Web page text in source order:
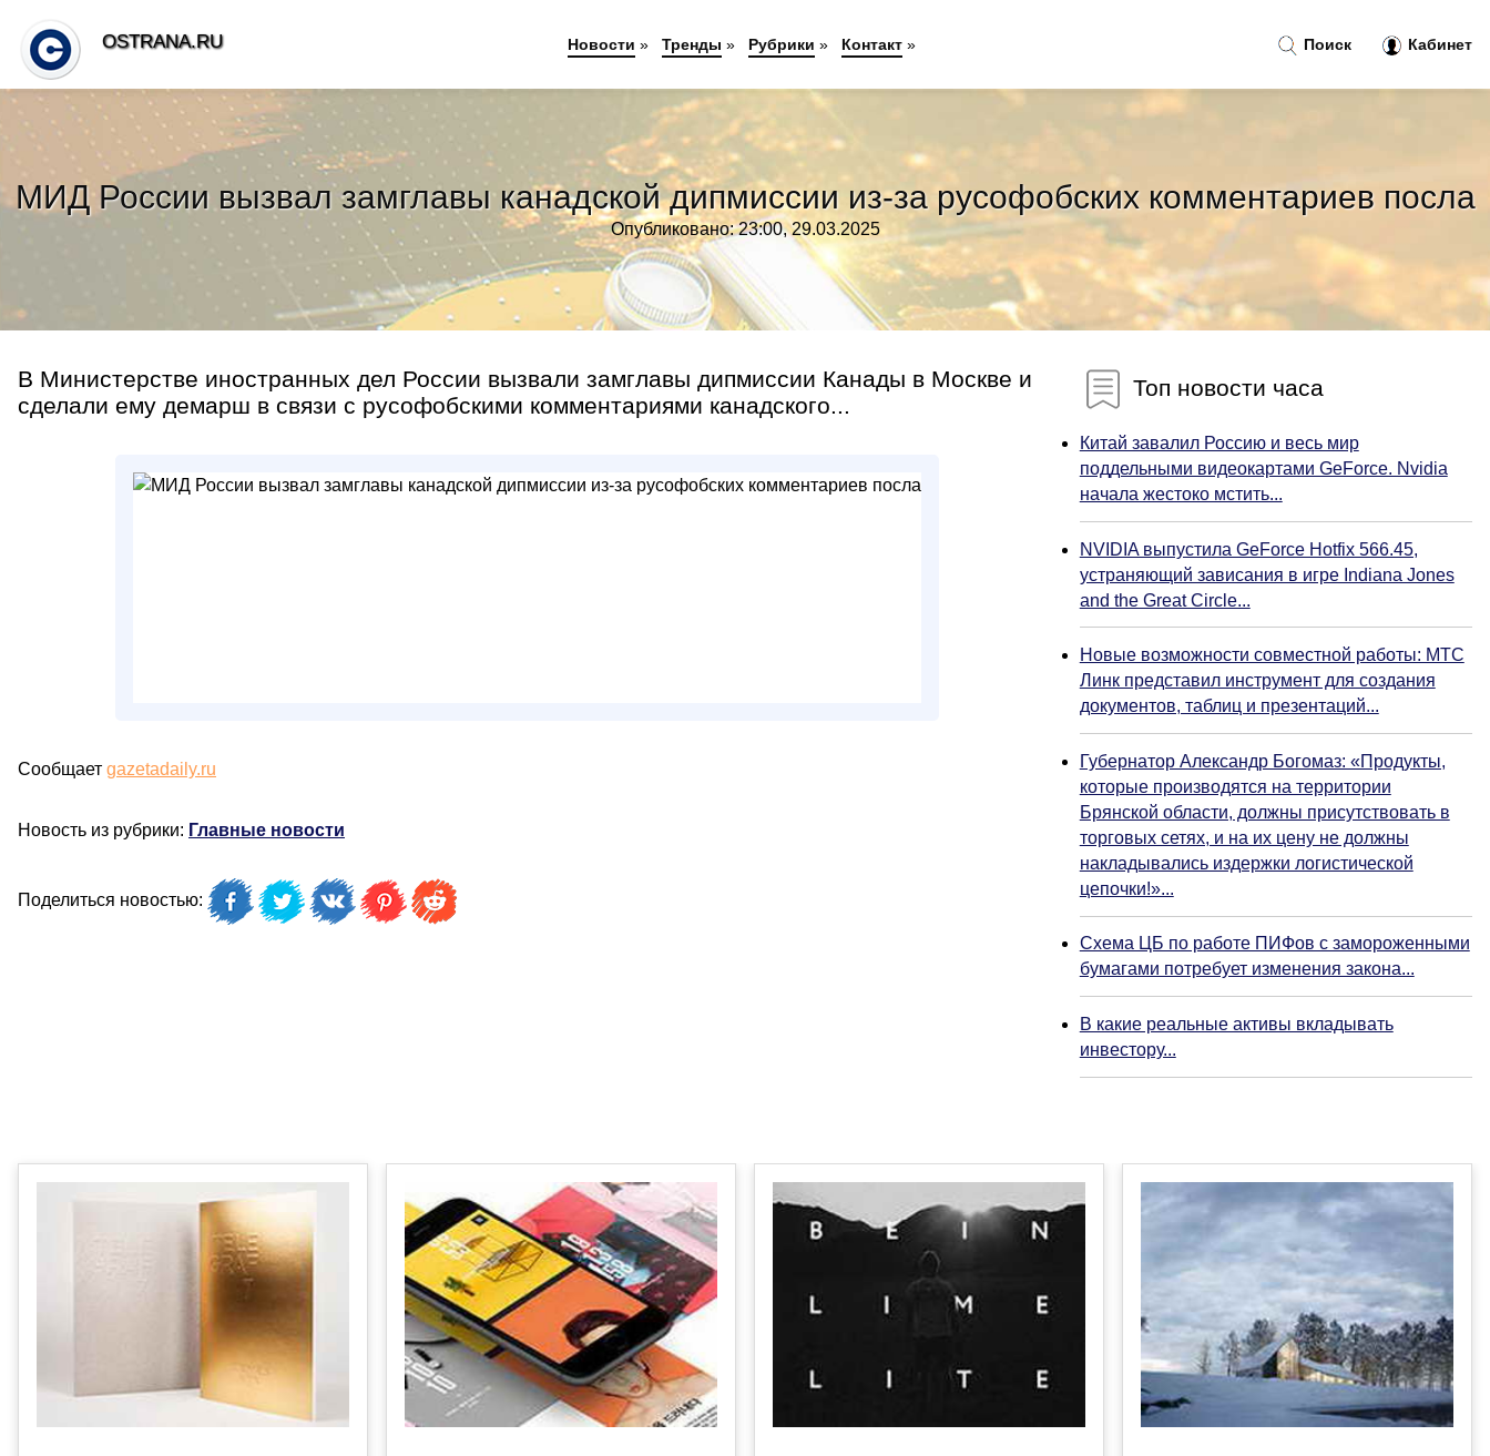
МИД России вызвал замглавы канадской дипмиссии из-за русофобских комментариев посла
Опубликовано: 23:00, 29.03.2025
В Министерстве иностранных дел России вызвали замглавы дипмиссии Канады в Москве и
сделали ему демарш в связи с русофобскими комментариями канадского...
Сообщает gazetadaily.ru
Новость из рубрики: Главные новости
Поделиться новостью:
Топ новости часа
Китай завалил Россию и весь мир
поддельными видеокартами GeForce. Nvidia
начала жестоко мстить...
NVIDIA выпустила GeForce Hotfix 566.45,
устраняющий зависания в игре Indiana Jones
and the Great Circle...
Новые возможности совместной работы: МТС
Линк представил инструмент для создания
документов, таблиц и презентаций...
Губернатор Александр Богомаз: «Продукты,
которые производятся на территории
Брянской области, должны присутствовать в
торговых сетях, и на их цену не должны
накладывались издержки логистической
цепочки!»...
Схема ЦБ по работе ПИФов с замороженными
бумагами потребует изменения закона...
В какие реальные активы вкладывать
инвестору...
Поиск Кабинет
OSTRANA.RU Новости » Тренды » Рубрики » Контакт»